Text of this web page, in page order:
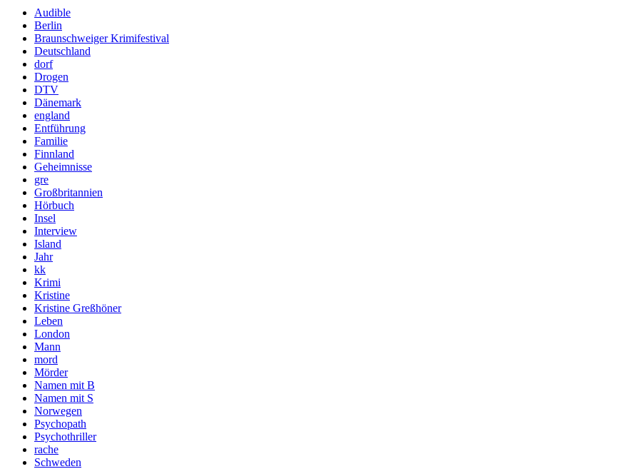
Audible
Berlin
Braunschweiger Krimifestival
Deutschland
dorf
Drogen
DTV
Dänemark
england
Entführung
Familie
Finnland
Geheimnisse
gre
Großbritannien
Hörbuch
Insel
Interview
Island
Jahr
kk
Krimi
Kristine
Kristine Greßhöner
Leben
London
Mann
mord
Mörder
Namen mit B
Namen mit S
Norwegen
Psychopath
Psychothriller
rache
Schweden